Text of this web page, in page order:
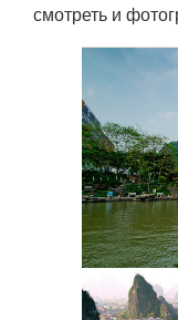
смотреть и